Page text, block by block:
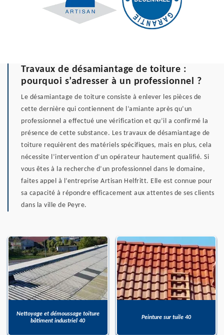
Travaux de désamiantage de toiture :
pourquoi s’adresser à un professionnel ?
Le désamiantage de toiture consiste à enlever les pièces de
cette dernière qui contiennent de l’amiante après qu’un
professionnel a effectué une vérification et qu’il a confirmé la
présence de cette substance. Les travaux de désamiantage de
toiture requièrent des matériels spécifiques, mais en plus, cela
nécessite l’intervention d’un opérateur hautement qualifié. Si
vous êtes à la recherche d’un professionnel dans le domaine,
faites appel à l’entreprise Artisan Helfritt. Elle est connue pour
sa capacité à répondre efficacement aux attentes de ses clients
dans la ville de Peyre.
Nettoyage et démoussage toiture
bâtiment industriel 40
Peinture sur tuile 40